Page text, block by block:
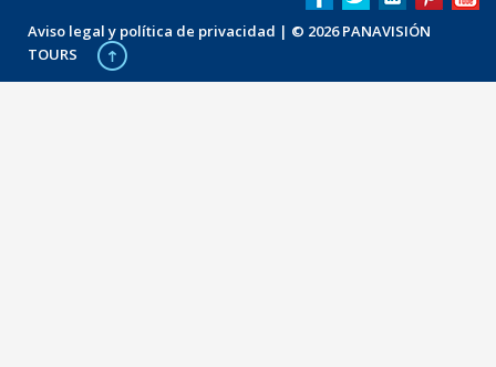
Aviso legal y política de privacidad | © 2026 PANAVISIÓN
TOURS